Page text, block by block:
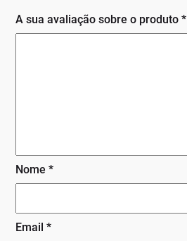
A sua avaliação sobre o produto*
Nome*
Email*